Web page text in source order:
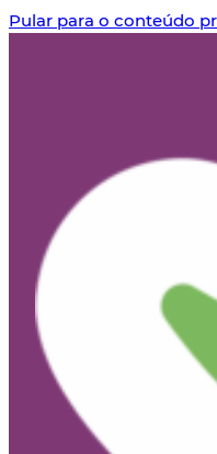
Pular para o conteúdo